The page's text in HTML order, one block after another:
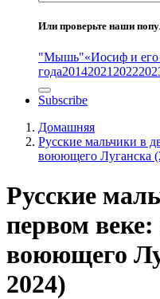
Или проверьте наши
"Мышь"«Иосиф и его
года201420212022
Subscribe
Домашняя
Русские мальчики в
воюющего Луганска
Русские
первом
воюющего
2024)